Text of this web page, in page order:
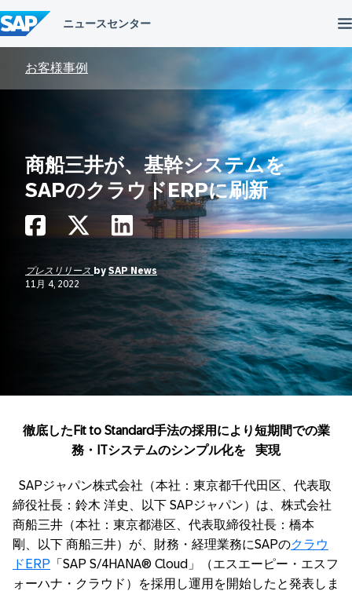
ン
テ
ン
お客様事例
商船三井が、基幹システムを
SAPのクラウドERPに刷新
プレスリリース by SAP News
11月 4, 2022
徹底した Fit to Standard手法の採用により短期間での業
務・
ITシステムのシンプル化を 実現
SAPジャパン株式会社（本社：東京都千代田区、代表取
締役社長：鈴木 洋史、以下 SAPジャパン）は、株式会社
商船三井（本社：東京都港区、代表取締役社長：橋本
剛、以下 商船三井）が、財務・経理業務にSAPのクラウ
ドERP 「SAP S/4HANA® Cloud」（エスエーピー・エスフ
ォーハナ・クラウド）を採用し運用を開始したと発表しま